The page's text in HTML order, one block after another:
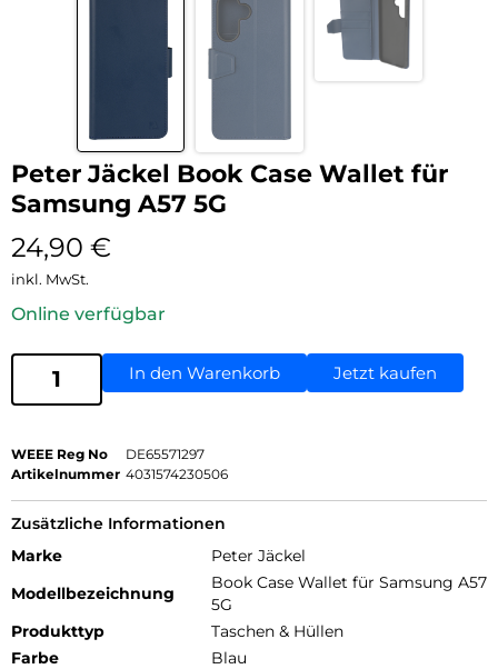
Peter Jäckel Book Case Wallet für
Samsung A57 5G
24,90 €
inkl. MwSt.
Online verfügbar
In den Warenkorb Jetzt kaufen
WEEE Reg No
DE65571297
Artikelnummer 4031574230506
Zusätzliche Informationen
Marke
Peter Jäckel
Modellbezeichnung
Book Case Wallet für Samsung A57
5G
Produkttyp
Taschen & Hüllen
Farbe
Blau